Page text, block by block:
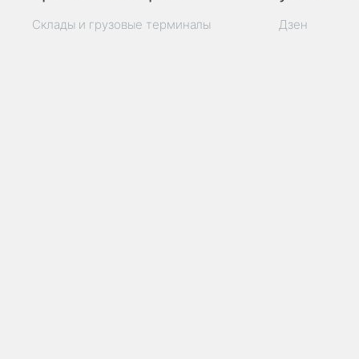
Склады и грузовые терминалы Дзен